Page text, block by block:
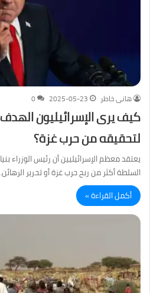
هانى خاطر
2025-05-23
0
كيف يرى الإسرائيليون
لتحقيقه من حرب غزة؟
يعتقد معظم الإسرائيليين أن رئيس الوزراء
السلطة أكثر من ربح حرب غزة أو تحرير
أكمل القراءة »